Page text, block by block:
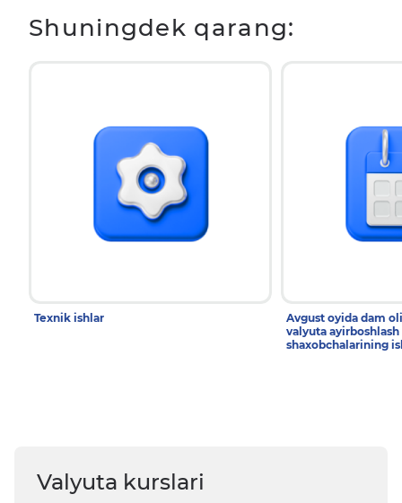
Shuningdek qarang:
Texnik ishlar
Avgust oyida dam
valyuta ayirboshlash
shaxobchalarining
Valyuta kurslari